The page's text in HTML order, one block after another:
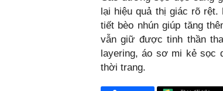
lại hiệu quả thị giác rõ
tiết bèo nhún giúp tăng
vẫn giữ được tinh thần
layering, áo sơ mi kẻ sọc
thời trang.